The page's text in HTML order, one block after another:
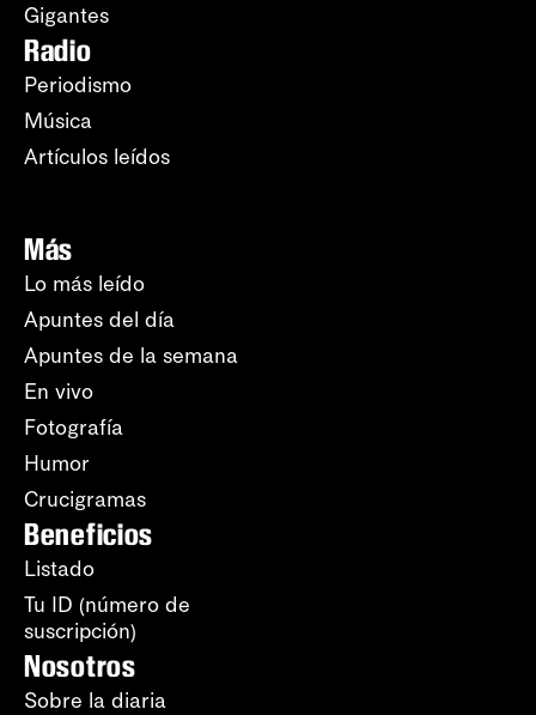
Gigantes
Radio
Periodismo
Música
Artículos leídos
Más
Lo más leído
Apuntes del día
Apuntes de la semana
En vivo
Fotografía
Humor
Crucigramas
Beneficios
Listado
Tu ID (número de
suscripción)
Nosotros
Sobre la diaria